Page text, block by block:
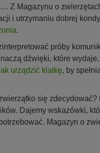
Z Magazynu o
i utrzymaniu dobrej
.
próby
dźwięki, które
urządzić klatkę, by
się
Dajemy wskazówki,
Magazyn o